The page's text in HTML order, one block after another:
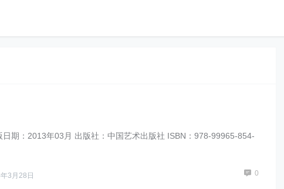
日期：2013年03月 出版社：中国艺术出版社 ISBN：978-99965-854-
3月28日 0